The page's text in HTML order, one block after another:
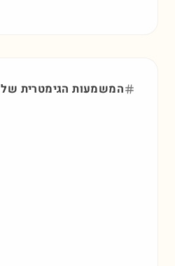
המשמעות הגימטרית של